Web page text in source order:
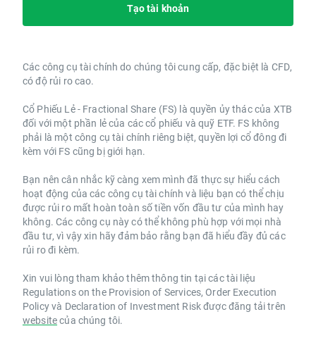
Tạo tài khoản
Các công cụ tài chính do chúng tôi cung cấp, đặc biệt là CFD,
có độ rủi ro cao.
Cổ Phiếu Lẻ - Fractional Share (FS) là quyền ủy thác của XTB
đối với một phần lẻ của các cổ phiếu và quỹ ETF. FS không
phải là một công cụ tài chính riêng biệt, quyền lợi cổ đông đi
kèm với FS cũng bị giới hạn.
Bạn nên cân nhắc kỹ càng xem mình đã thực sự hiểu cách
hoạt động của các công cụ tài chính và liệu bạn có thể chịu
được rủi ro mất hoàn toàn số tiền vốn đầu tư của mình hay
không. Các công cụ này có thể không phù hợp với mọi nhà
đầu tư, vì vậy xin hãy đảm bảo rằng bạn đã hiểu đầy đủ các
rủi ro đi kèm.
Xin vui lòng tham khảo thêm thông tin tại các tài liệu
Regulations on the Provision of Services, Order Execution
Policy và Declaration of Investment Risk được đăng tải trên
websitecủa chúng tôi.